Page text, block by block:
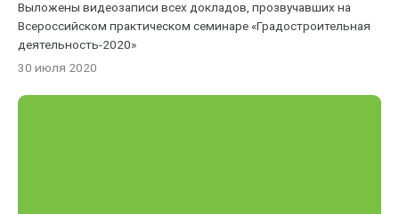
Выложены видеозаписи всех докладов, прозвучавших на
Всероссийском практическом семинаре «Градостроительная
деятельность-2020»
30 июля 2020